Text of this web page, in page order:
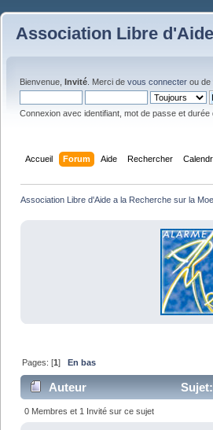
Association Libre
Bienvenue, Invité . Merci de vous connecter ou de
Connexion avec identifiant, mot de passe et durée
Accueil Forum Aide Rechercher
Association Libre d'Aide a la Recherche sur la
Pages: [1] En bas
Auteur
0 Membres et 1 Invité sur ce sujet